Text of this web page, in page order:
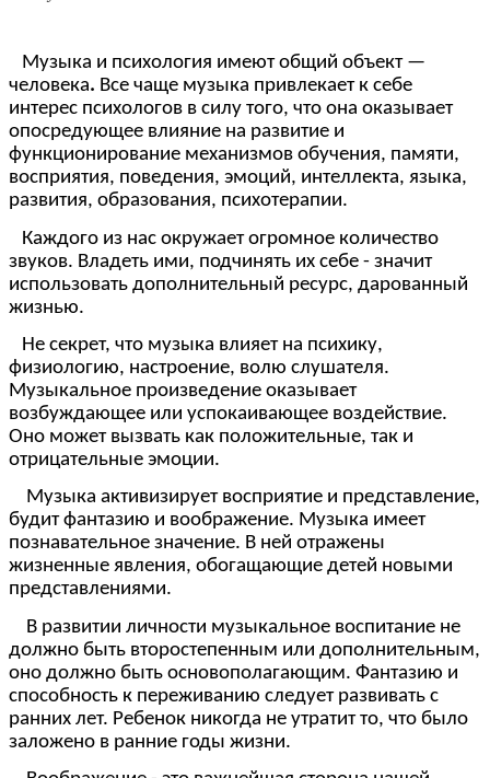
Музыка и психология имеют общий объект —
человека. Все чаще музыка привлекает к себе
интерес психологов в силу того, что она оказывает
опосредующее влияние на развитие и
функционирование механизмов обучения, памяти,
восприятия, поведения, эмоций, интеллекта, языка,
развития, образования, психотерапии.
Каждого из нас окружает огромное количество
звуков. Владеть ими, подчинять их себе - значит
использовать дополнительный ресурс, дарованный
жизнью.
Не секрет, что музыка влияет на психику,
физиологию, настроение, волю слушателя.
Музыкальное произведение оказывает
возбуждающее или успокаивающее воздействие.
Оно может вызвать как положительные, так и
отрицательные эмоции.
Музыка активизирует восприятие и представление,
будит фантазию и воображение. Музыка имеет
познавательное значение. В ней отражены
жизненные явления, обогащающие детей новыми
представлениями.
В развитии личности музыкальное воспитание не
должно быть второстепенным или дополнительным,
оно должно быть основополагающим. Фантазию и
способность к переживанию следует развивать с
ранних лет. Ребенок никогда не утратит то, что было
заложено в ранние годы жизни.